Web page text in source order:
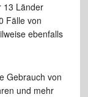
13 Länder
Fälle von
ebenfalls
Gebrauch von
und mehr